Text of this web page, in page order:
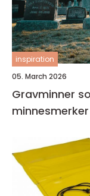
inspiration
05. March 2026
Gravminner
minnesmerker